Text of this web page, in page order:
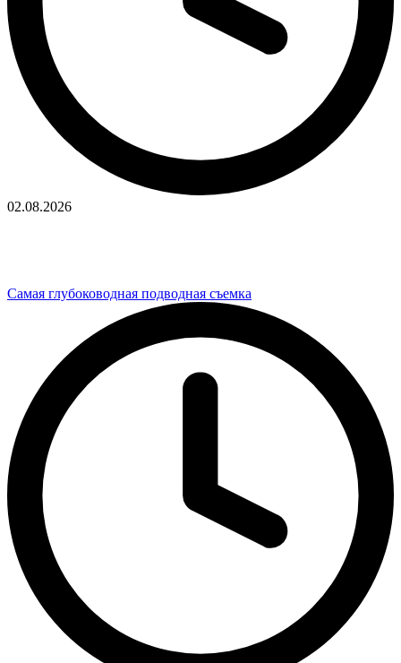
02.08.2026
Самая глубоководная подводная съемка